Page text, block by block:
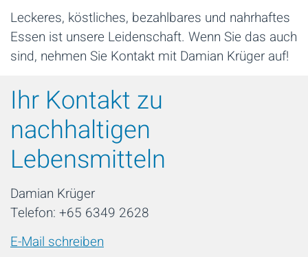
Leckeres, köstliches, bezahlbares und nahrhaftes
Essen ist unsere Leidenschaft. Wenn Sie das auch
sind, nehmen Sie Kontakt mit Damian Krüger auf!
Ihr Kontakt zu
nachhaltigen
Lebensmitteln
Damian Krüger
Telefon: +65 6349 2628
E-Mail schreiben